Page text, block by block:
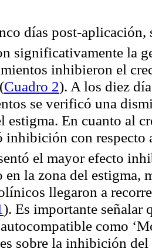
días post-aplicación,
significativamente la
inhibieron el
Cuadro 2). A los diez
se verificó una
estigma. En cuanto al
inhibición con respecto
el mayor efecto
la zona del estigma,
llegaron a
). Es importante señalar
como
sobre la inhibición